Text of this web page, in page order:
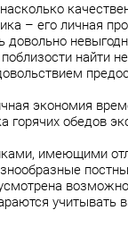
– его личная
экономия
обедов
имеющими